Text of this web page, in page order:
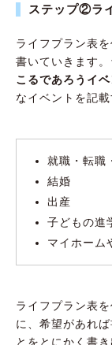
ステップ②ラ
ライフプラン表
書いていきます。
こるであろうイ
なイベントを記
就職・転職
結婚
出産
子どもの進
マイホーム
ライフプラン表
に、希望があれ
とをとにかく書